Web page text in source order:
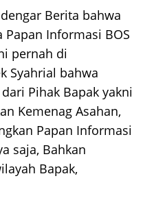
Berita bahwa
Papan Informasi BOS
pernah di
Syahrial bahwa
Pihak Bapak yakni
Kemenag Asahan,
Papan Informasi
saja, Bahkan
Bapak,